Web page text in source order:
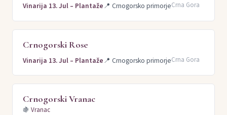
Vinarija 13. Jul – Plantaže📍 Crnogorsko primorjeCrna Gora
Crnogorski Rose
Vinarija 13. Jul – Plantaže📍 Crnogorsko primorjeCrna Gora
Crnogorski Vranac
🍇 Vranac